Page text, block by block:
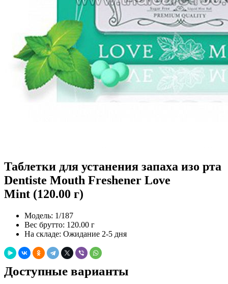
Таблетки для устанения запаха изо рта
Dentiste Mouth Freshener Love
Mint (120.00 г)
Модель: 1/187
Вес брутто: 120.00 г
На складе: Ожидание 2-5 дня
Доступные варианты